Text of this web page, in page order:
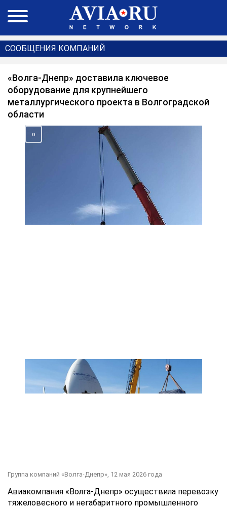
СООБЩЕНИЯ КОМПАНИЙ
«Волга-Днепр» доставила ключевое
оборудование для крупнейшего
металлургического проекта в Волгоградской
области
<
>
Группа компаний «Волга-Днепр», 12 мая 2026 года
Авиакомпания «Волга-Днепр» осуществила перевозку
тяжеловесного и негабаритного промышленного